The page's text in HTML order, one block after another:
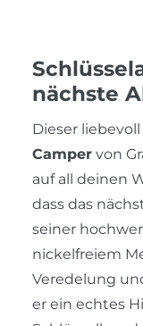
nächste
Dieser
Camper von
auf all deinen
dass das
seiner
nickelfreiem
Veredelung
er ein echtes